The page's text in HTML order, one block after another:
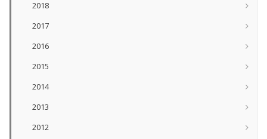
2018
2017
2016
2015
2014
2013
2012